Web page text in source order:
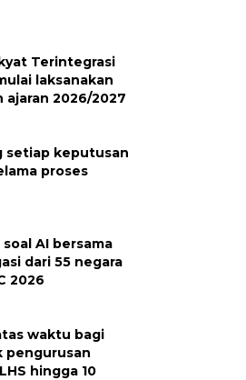
Terintegrasi
laksanakan
ajaran 2026/2027
setiap keputusan
proses
AI bersama
dari 55 negara
2026
waktu bagi
pengurusan
hingga 10